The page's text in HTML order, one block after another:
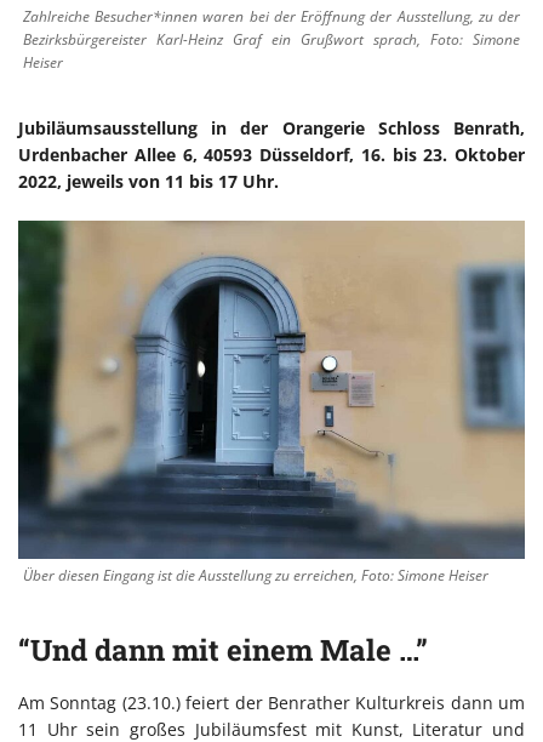
Zahlreiche Besucher*innen waren bei der Eröffnung der Ausstellung, zu der
Bezirksbürgereister Karl-Heinz Graf ein Grußwort sprach, Foto: Simone
Heiser
Jubiläumsausstellung in der Orangerie Schloss Benrath,
Urdenbacher Allee 6, 40593 Düsseldorf, 16. bis 23. Oktober
2022, jeweils von 11 bis 17 Uhr.
Über diesen Eingang ist die Ausstellung zu erreichen, Foto: Simone Heiser
“Und dann mit einem Male …”
Am Sonntag (23.10.) feiert der Benrather Kulturkreis dann um
11 Uhr sein großes Jubiläumsfest mit Kunst, Literatur und